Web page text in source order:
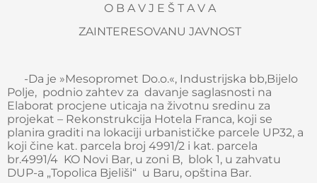
O B A V J E Š T A V A
ZAINTERESOVANU JAVNOST
-Da je »Mesopromet Do.o.«, Industrijska bb,Bijelo
Polje, podnio zahtev za davanje saglasnosti na
Elaborat procjene uticaja na životnu sredinu za
projekat – Rekonstrukcija Hotela Franca, koji se
planira graditi na lokaciji urbanističke parcele UP32, a
koji čine kat. parcela broj 4991/2 i kat. parcela
br.4991/4 KO Novi Bar, u zoni B, blok 1, u zahvatu
DUP-a „Topolica Bjeliši“ u Baru, opština Bar.